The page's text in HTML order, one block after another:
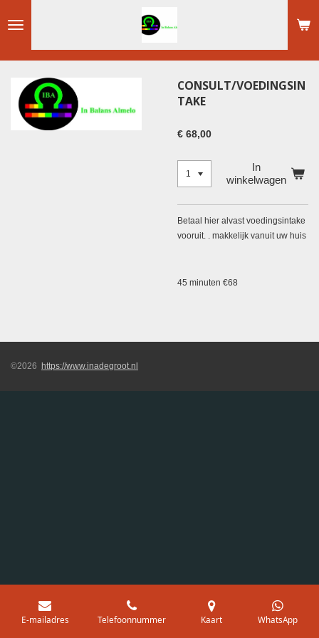
direct
de
CONSULT/VOEDINGSIN
TAKE
€ 68,00
In
winkelwagen
Betaal hier alvast voedingsintake
vooruit. . makkelijk vanuit uw huis
45 minuten €68
©2026 https://www.inadegroot.nl
E-mailadres Telefoonnummer Kaart WhatsApp